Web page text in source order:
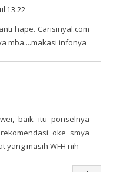
13.22
hape. Carisinyal.com
mba....makasi infonya
baik itu ponselnya
oke smya
yang masih WFH nih